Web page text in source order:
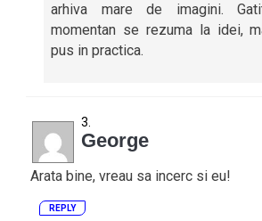
arhiva mare de imagini.
momentan se rezuma la idei,
pus in practica.
George
Arata bine, vreau sa incerc si eu!
REPLY